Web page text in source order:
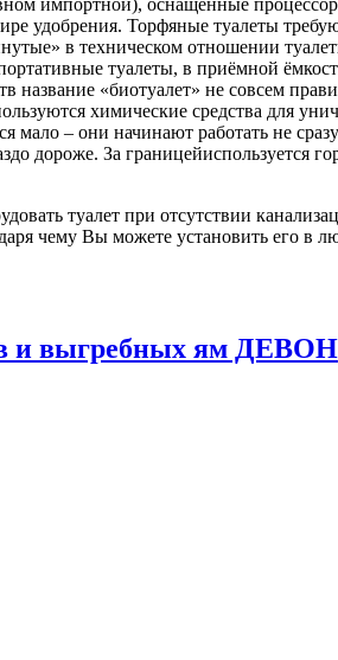
импортной), оснащенные
удобрения. Торфяные туалеты
в техническом отношении
туалеты, в приёмной
название «биотуалет» не совсем
химические средства для
мало – они начинают работать не
дороже. За границейиспользуется
туалет при отсутствии
чему Вы можете установить его в
и выгребных ям ДЕВОН